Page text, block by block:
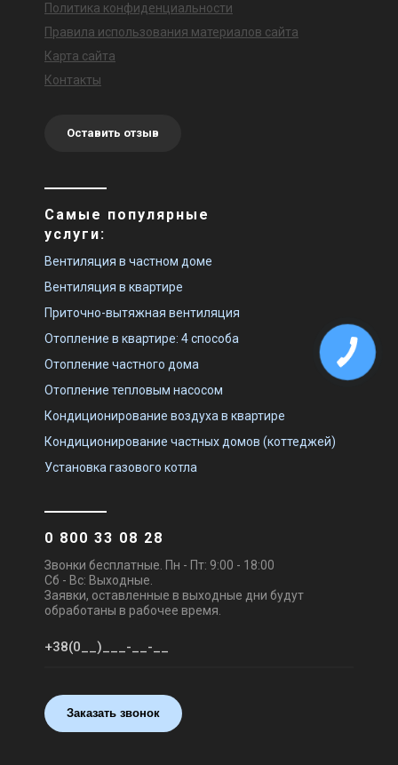
Политика конфиденциальности
Правила использования материалов сайта
Карта сайта
Контакты
Оставить отзыв
Самые популярные
услуги:
Вентиляция в частном доме
Вентиляция в квартире
Приточно-вытяжная вентиляция
Отопление в квартире: 4 способа
Отопление частного дома
Отопление тепловым насосом
Кондиционирование воздуха в квартире
Кондиционирование частных домов (коттеджей)
Установка газового котла
0 800 33 08 28
Звонки бесплатные. Пн - Пт: 9:00 - 18:00
Сб - Вс: Выходные.
Заявки, оставленные в выходные дни будут
обработаны в рабочее время.
Заказать звонок